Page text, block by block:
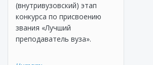
(внутривузовский) этап
конкурса по присвоению
звания «Лучший
преподаватель вуза».